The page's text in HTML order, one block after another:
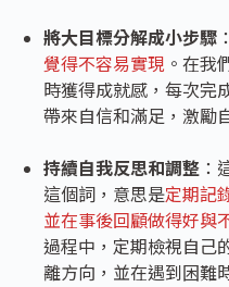
將大目標分解成小步驟 ：
覺得不容易實現 。在我
時獲得成就感，每次完
帶來自信和滿足，激勵
持續自我反思和調整 ：
這個詞，意思是定期記
並在事後回顧做得好與
過程中，定期檢視自己
離方向，並在遇到困難